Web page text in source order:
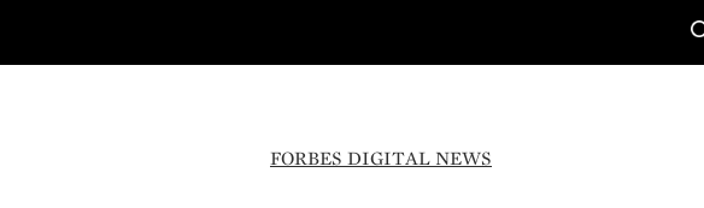
FORBES DIGITAL NEWS